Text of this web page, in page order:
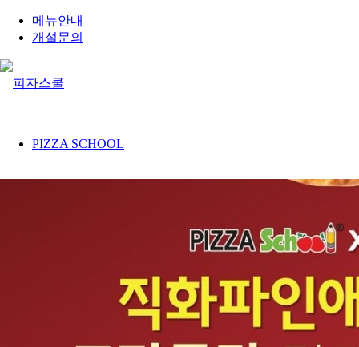
메뉴안내
개설문의
PIZZA SCHOOL